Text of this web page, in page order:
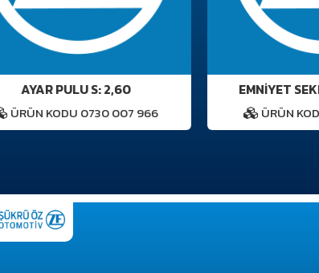
AYAR PULU S: 2,60
ÜRÜN KODU 0730 007 966
EMNİYET
ÜRÜN